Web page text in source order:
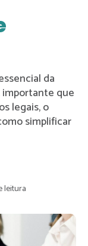
da
que
legais, o
simplificar